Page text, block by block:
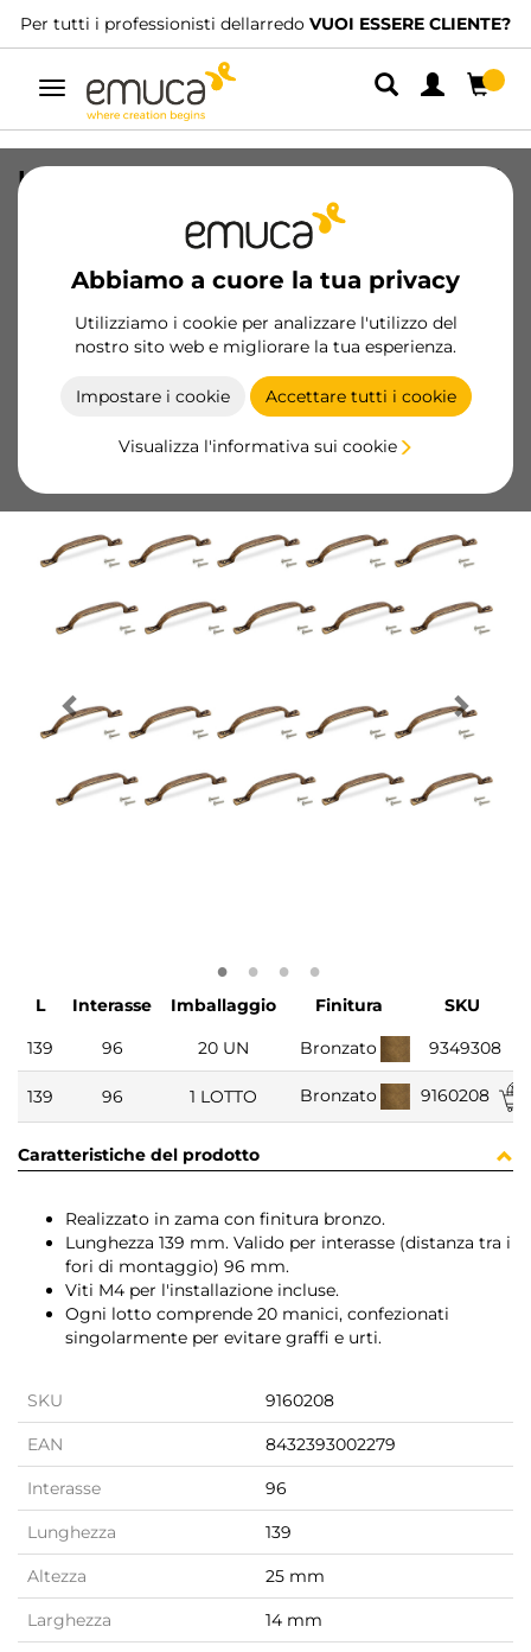
Per tutti i professionisti dellarredo VUOI ESSERE CLIENTE?
Navigazione
Abbiamo a cuore la tua privacy
Utilizziamo i cookie per analizzare l'utilizzo del
nostro sito web e migliorare la tua esperienza.
Impostare i cookie Accettare tutti i cookie
Visualizza l'informativa sui cookie
Lotto di 20 maniglie per mobili Nairobi,
L139mm, interasse 96mm, Zama,
9160208/EAN 8432393002279
Diventa cliente
Scheda prodotto
L Interasse Imballaggio Finitura
SKU
139
96 20 UN Bronzato 9349308
139 96 1 LOTTO Bronzato 9160208
Caratteristiche del prodotto
Realizzato in zama con finitura bronzo.
Lunghezza 139 mm. Valido per interasse (distanza tra i
fori di montaggio) 96 mm.
Viti M4 per l'installazione incluse.
Ogni lotto comprende 20 manici, confezionati
singolarmente per evitare graffi e urti.
SKU 9160208
EAN 8432393002279
Interasse 96
Lunghezza 139
Altezza 25 mm
Larghezza 14 mm